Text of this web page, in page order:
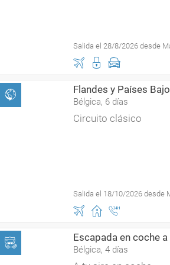
Salida el 28/8/2026 desde
Flandes y Países
Bélgica, 6 días
Circuito clásico
Salida el 18/10/2026 desde
Escapada en coche a
Bélgica, 4 días